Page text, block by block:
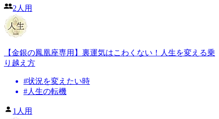
2人用
【金銀の鳳凰座専用】裏運気はこわくない！人生を変える乗
り越え方
#状況を変えたい時
#人生の転機
1人用